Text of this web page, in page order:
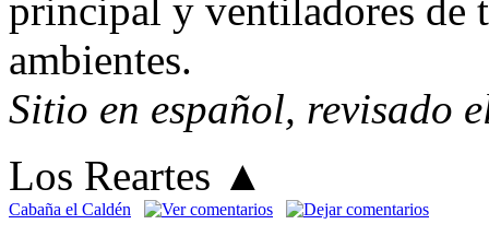
principal y ventiladores de
ambientes.
Sitio en español, revisado
Los Reartes ▲
Cabaña el Caldén